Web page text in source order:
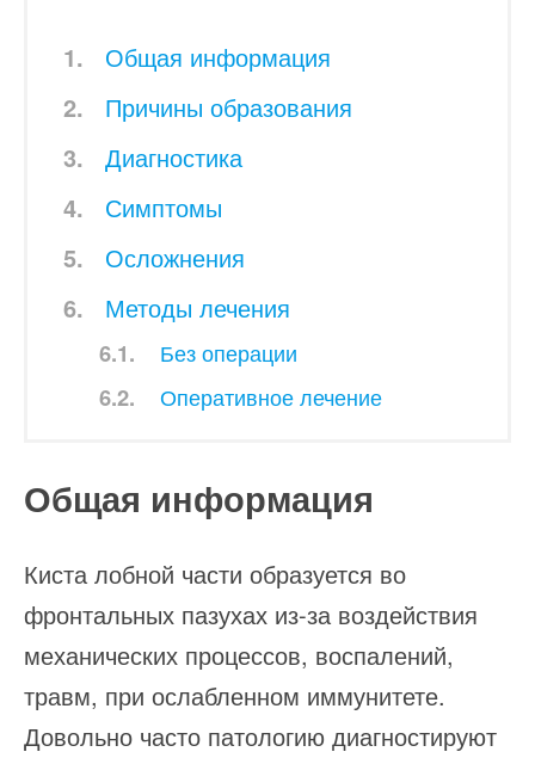
Общая информация
Причины образования
Диагностика
Симптомы
Осложнения
Методы лечения
Без операции
Оперативное лечение
Общая информация
Киста лобной части образуется во
фронтальных пазухах из-за воздействия
механических процессов, воспалений,
травм, при ослабленном иммунитете.
Довольно часто патологию диагностируют